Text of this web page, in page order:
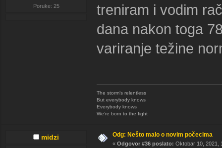
Poruke: 25
treniram i vodim
dana nakon toga
variranje težine
The storm’s relentless
But everybody knows
Everybody knows
We’re born to the fight
midzi Odg: Nešto malo o novim počecima
« Odgovor #36 poslato: Oktobar 10, 2021,